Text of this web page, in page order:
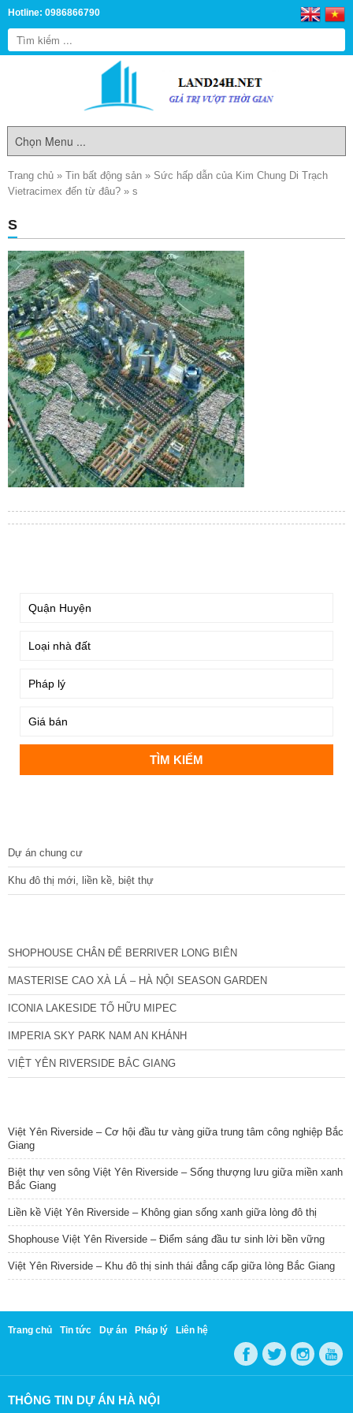
Hotline: 0986866790
Trang chủ » Tin bất động sản » Sức hấp dẫn của Kim Chung Di Trạch
Vietracimex đến từ đâu? » s
S
Dự án chung cư
Khu đô thị mới, liền kề, biệt thự
SHOPHOUSE CHÂN ĐẾ BERRIVER LONG BIÊN
MASTERISE CAO XÀ LÁ – HÀ NỘI SEASON GARDEN
ICONIA LAKESIDE TỐ HỮU MIPEC
IMPERIA SKY PARK NAM AN KHÁNH
VIỆT YÊN RIVERSIDE BẮC GIANG
Việt Yên Riverside – Cơ hội đầu tư vàng giữa trung tâm công nghiệp Bắc
Giang
Biệt thự ven sông Việt Yên Riverside – Sống thượng lưu giữa miền xanh
Bắc Giang
Liền kề Việt Yên Riverside – Không gian sống xanh giữa lòng đô thị
Shophouse Việt Yên Riverside – Điểm sáng đầu tư sinh lời bền vững
Việt Yên Riverside – Khu đô thị sinh thái đẳng cấp giữa lòng Bắc Giang
Trang chủ Tin tức Dự án Pháp lý Liên hệ
THÔNG TIN DỰ ÁN HÀ NỘI